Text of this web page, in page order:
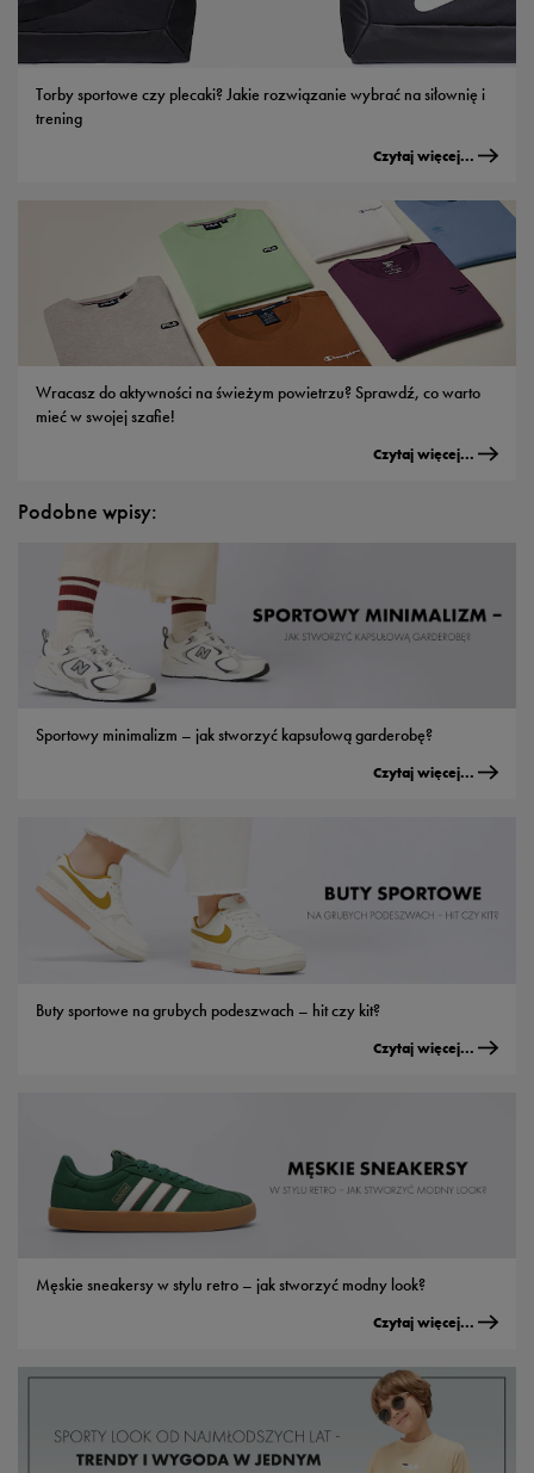
Torby sportowe czy plecaki? Jakie rozwiązanie wybrać na siłownię i
trening
Czytaj więcej...
Wracasz do aktywności na świeżym powietrzu? Sprawdź, co warto
mieć w swojej szafie!
Czytaj więcej...
Podobne wpisy:
Sportowy minimalizm – jak stworzyć kapsułową garderobę?
Czytaj więcej...
Buty sportowe na grubych podeszwach – hit czy kit?
Czytaj więcej...
Męskie sneakersy w stylu retro – jak stworzyć modny look?
Czytaj więcej...